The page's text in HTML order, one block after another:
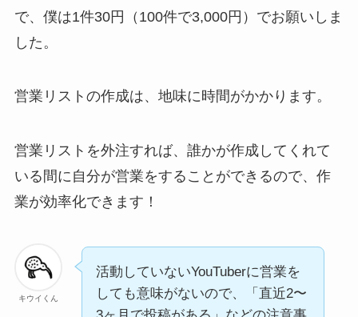
で、僕は1件30円（100件で3,000円）でお願いしま
した。
営業リストの作成は、地味に時間がかかります。
営業リストを外注すれば、誰かが作成してくれて
いる間に自分が営業をすることができるので、作
業が効率化できます！
キウイくん
活動していないYouTuberに営業を
しても意味がないので、「直近2〜